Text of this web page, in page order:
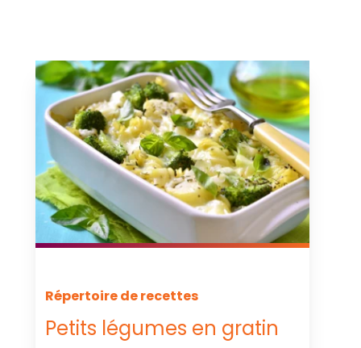
Répertoire de recettes
Petits légumes en gratin